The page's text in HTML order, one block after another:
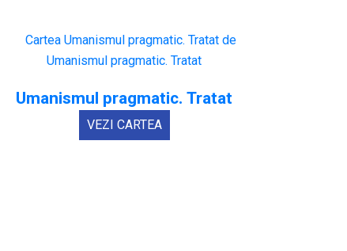
Umanismul pragmatic. Tratat
VEZI CARTEA